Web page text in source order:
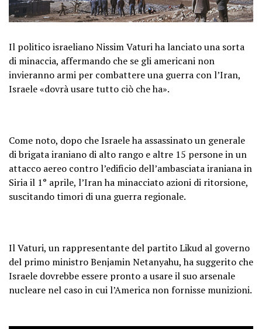
Il politico israeliano Nissim Vaturi ha lanciato una sorta
di minaccia, affermando che se gli americani non
invieranno armi per combattere una guerra con l’Iran,
Israele «dovrà usare tutto ciò che ha».
Come noto, dopo che Israele ha assassinato un generale
di brigata iraniano di alto rango e altre 15 persone in un
attacco aereo contro l’edificio dell’ambasciata iraniana in
Siria il 1° aprile, l’Iran ha minacciato azioni di ritorsione,
suscitando timori di una guerra regionale.
Il Vaturi, un rappresentante del partito Likud al governo
del primo ministro Benjamin Netanyahu, ha suggerito che
Israele dovrebbe essere pronto a usare il suo arsenale
nucleare nel caso in cui l’America non fornisse munizioni.